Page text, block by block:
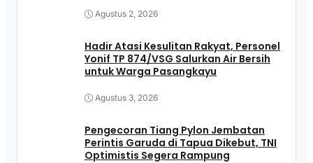
Agustus 2, 2026
Hadir Atasi Kesulitan Rakyat, Personel
Yonif TP 874/VSG Salurkan Air Bersih
untuk Warga Pasangkayu
Agustus 3, 2026
Pengecoran Tiang Pylon Jembatan
Perintis Garuda di Tapua Dikebut, TNI
Optimistis Segera Rampung